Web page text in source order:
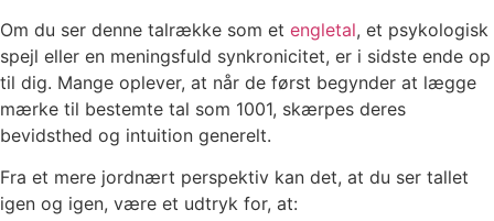
Om du ser denne talrække som et engletal, et psykologisk
spejl eller en meningsfuld synkronicitet, er i sidste ende op
til dig. Mange oplever, at når de først begynder at lægge
mærke til bestemte tal som 1001, skærpes deres
bevidsthed og intuition generelt.
Fra et mere jordnært perspektiv kan det, at du ser tallet
igen og igen, være et udtryk for, at: